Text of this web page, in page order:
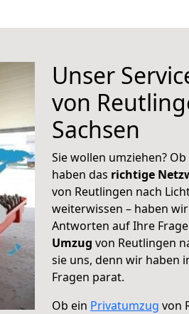
Unser
von
Sachsen
Sie wollen umziehen?
haben das richtige
von Reutlingen nach
weiterwissen – haben
Antworten auf Ihre
Umzug von Reutlingen
sie uns, denn wir haben
Fragen parat.
Ob ein Privatumzug von